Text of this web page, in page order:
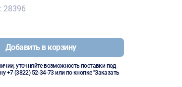
28396
Добавить в корзину
уточняйте возможность поставки под
+7 (3822) 52-34-73 или по кнопке "Заказать